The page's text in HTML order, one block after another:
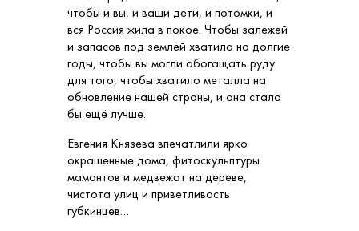
чтобы и вы, и ваши дети, и потомки, и
вся Россия жила в покое. Чтобы залежей
и запасов под землёй хватило на долгие
годы, чтобы вы могли обогащать руду
для того, чтобы хватило металла на
обновление нашей страны, и она стала
бы ещё лучше.
Евгения Князева впечатлили ярко
окрашенные дома, фитоскульптуры
мамонтов и медвежат на дереве,
чистота улиц и приветливость
губкинцев…